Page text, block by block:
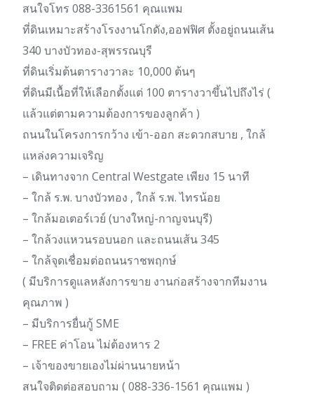
สนใจโทร 088-3361561 คุณแพม
ที่ดินเหมาะสร้างโรงงานโกดัง,ออฟฟิศ ตั้งอยู่ถนนเส้น
340 บางบัวทอง-สุพรรณบุรี
ที่ดินเริ่มต้นตารางวาละ 10,000 ต้นๆ
ที่ดินมีเนื้อที่ให้เลือกตั้งแต่ 100 ตารางวาขึ้นไปถึงไร่ (
แล้วแต่ตามความต้องการของลูกค้า )
ถนนในโครงการกว้าง เข้า-ออก สะดวกสบาย , ใกล้
แหล่งความเจริญ
– เดินทางจาก Central Westgate เพียง 15 นาที
– ใกล้ ร.พ. บางบัวทอง , ใกล้ ร.พ. ไทรน้อย
– ใกล้มอเตอร์เวย์ (บางใหญ่-กาญจนบุรี)
– ใกล้วงแหวนรอบนอก และถนนเส้น 345
– ใกล้จุดเชื่อมต่อถนนราชพฤกษ์
( มีบริการดูแลหลังการขาย งานก่อสร้างจากทีมงาน
คุณภาพ )
– มีบริการยื่นกู้ SME
– FREE ค่าโอน ไม่ต้องหาร 2
– เจ้าของขายเองไม่ผ่านนายหน้า
สนใจติดต่อสอบถาม ( 088-336-1561 คุณแพม )